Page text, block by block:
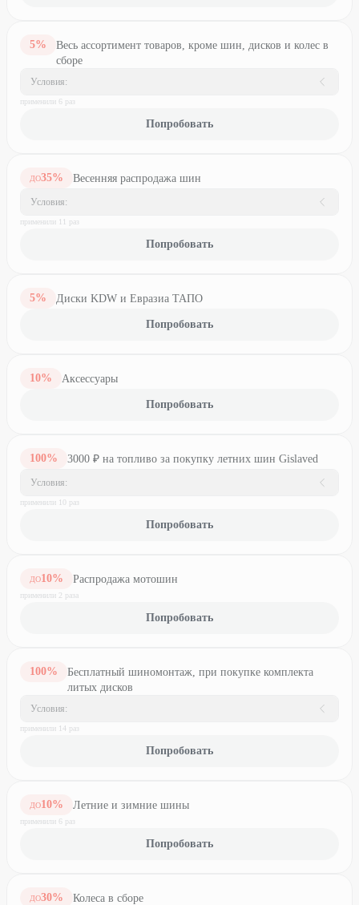
5%
Весь ассортимент товаров, кроме шин, дисков и колес в
сборе
Условия:
применили 6 раз
Попробовать
ДО35% Весенняя распродажа шин
Условия:
применили 11 раз
Попробовать
5% Диски KDW и Евразиа ТАПО
Попробовать
10% Аксессуары
Попробовать
100% 3000 ₽ на топливо за покупку летних шин Gislaved
Условия:
применили 10 раз
Попробовать
ДО10% Распродажа мотошин
применили 2 раз а
Попробовать
100%
Бесплатный шиномонтаж, при покупке комплекта
литых дисков
Условия:
применили 14 раз
Попробовать
ДО10% Летние и зимние шины
применили 6 раз
Попробовать
ДО30% Колеса в сборе